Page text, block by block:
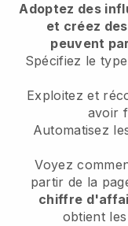
Adoptez des
et créez
peuvent
Spécifiez le
Exploitez et
avoir
Automatisez
Voyez
partir de la
chiffre
obtient